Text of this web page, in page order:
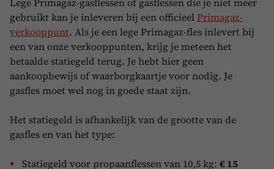
Lege Primagaz-gasflessen of gasflessen die je niet meer
gebruikt kan je inleveren bij een officieelPrimagaz-
verkooppunt. Als je een lege Primagaz-fles inlevert bij
een van onze verkooppunten, krijg je meteen het
betaalde statiegeld terug. Je hebt hier geen
aankoopbewijs of waarborgkaartje voor nodig. Je
gasfles moet wel nog in goede staat zijn.
Het statiegeld is afhankelijk van de grootte van de
gasfles en van het type:
Statiegeld voor propaanflessen van 10,5 kg: €15